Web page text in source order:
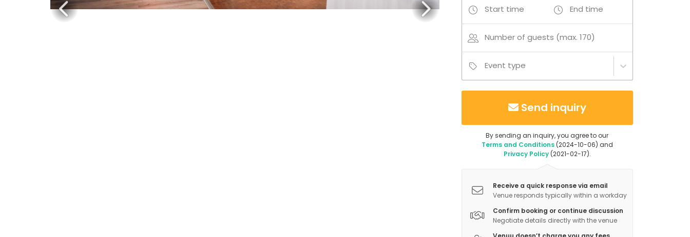
Start time End time
Number of guests (max. 170)
Event type
Send inquiry
By sending an inquiry, you agree to our
Terms and Conditions(2024-10-06) and
Privacy Policy(2021-02-17).
Receive a quick response via email
Venue responds typically within a workday
Confirm booking or continue discussion
Negotiate details directly with the venue